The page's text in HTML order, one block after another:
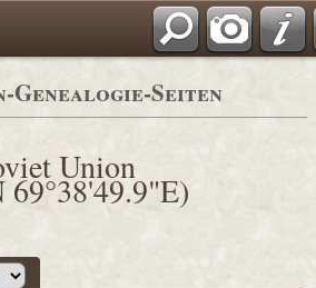
Genealogie-Seiten
Union
69°38'49.9"E)